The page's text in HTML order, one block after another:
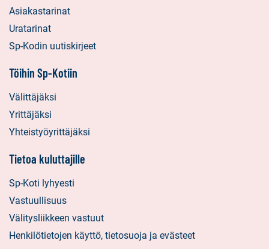
Asiakastarinat
Uratarinat
Sp-Kodin uutiskirjeet
Töihin Sp-Kotiin
Välittäjäksi
Yrittäjäksi
Yhteistyöyrittäjäksi
Tietoa kuluttajille
Sp-Koti lyhyesti
Vastuullisuus
Välitysliikkeen vastuut
Henkilötietojen käyttö, tietosuoja ja evästeet